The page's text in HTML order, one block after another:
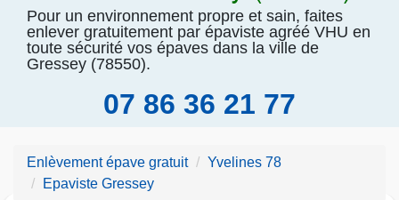
Pour un environnement propre et sain, faites
enlever gratuitement par épaviste agréé VHU en
toute sécurité vos épaves dans la ville de
Gressey (78550).
07 86 36 21 77
Enlèvement épave gratuit
Yvelines 78
Epaviste Gressey